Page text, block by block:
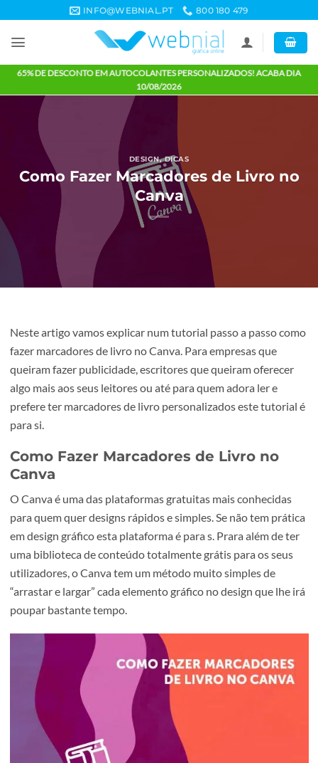
content
INFO@WEBNIAL.PT 800 180 479
65% DE DESCONTO EM AUTOCOLANTES PERSONALIZADOS!
10/08/2026
DESIGN,DICAS
Como Fazer Marcadores de Livro
Canva
Neste artigo vamos explicar num tutorial passo a passo
fazer marcadores de livro no Canva. Para empresas que
queiram fazer publicidade, escritores que queiram
algo mais aos seus leitores ou até para quem adora ler e
prefere ter marcadores de livro personalizados este
para si.
Como Fazer Marcadores de Livro no
Canva
O Canva é uma das plataformas gratuitas mais
para quem quer designs rápidos e simples. Se não tem
em design gráfico esta plataforma é para s. Prara além
uma biblioteca de conteúdo totalmente grátis para os
utilizadores, o Canva tem um método muito simples de
“arrastar e largar” cada elemento gráfico no design que
poupar bastante tempo.